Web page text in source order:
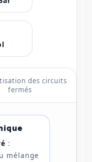
des circuits
fermés
:
mélange